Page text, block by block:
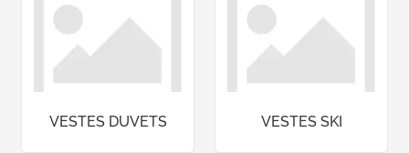
VESTES DUVETS VESTES SKI